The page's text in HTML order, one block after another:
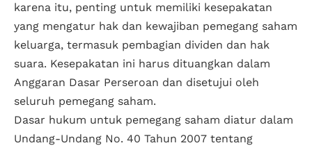
karena itu, penting untuk memiliki kesepakatan
yang mengatur hak dan kewajiban pemegang saham
keluarga, termasuk pembagian dividen dan hak
suara. Kesepakatan ini harus dituangkan dalam
Anggaran Dasar Perseroan dan disetujui oleh
seluruh pemegang saham.
Dasar hukum untuk pemegang saham diatur dalam
Undang-Undang No. 40 Tahun 2007 tentang